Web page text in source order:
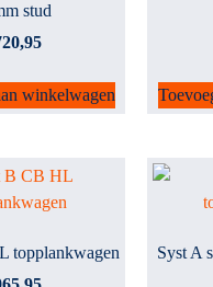
stud
winkelwagen
topplankwagen
Syst A